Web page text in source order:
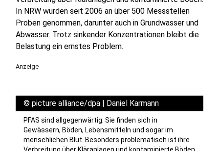
In NRW wurden seit 2006 an über 500 Messstellen
Proben genommen, darunter auch in Grundwasser und
Abwasser. Trotz sinkender Konzentrationen bleibt die
Belastung ein ernstes Problem.
Anzeige
© picture alliance/dpa | Daniel Karmann
PFAS sind allgegenwärtig: Sie finden sich in
Gewässern, Böden, Lebensmitteln und sogar im
menschlichen Blut. Besonders problematisch ist ihre